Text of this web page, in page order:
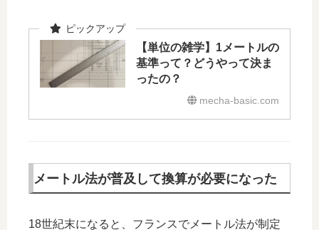
【単位の雑学】1メートルの
基準って？どうやって決ま
ったの？
mecha-basic.com
メートル法が普及して換算が必要になった
18世紀末になると、フランスでメートル法が制定